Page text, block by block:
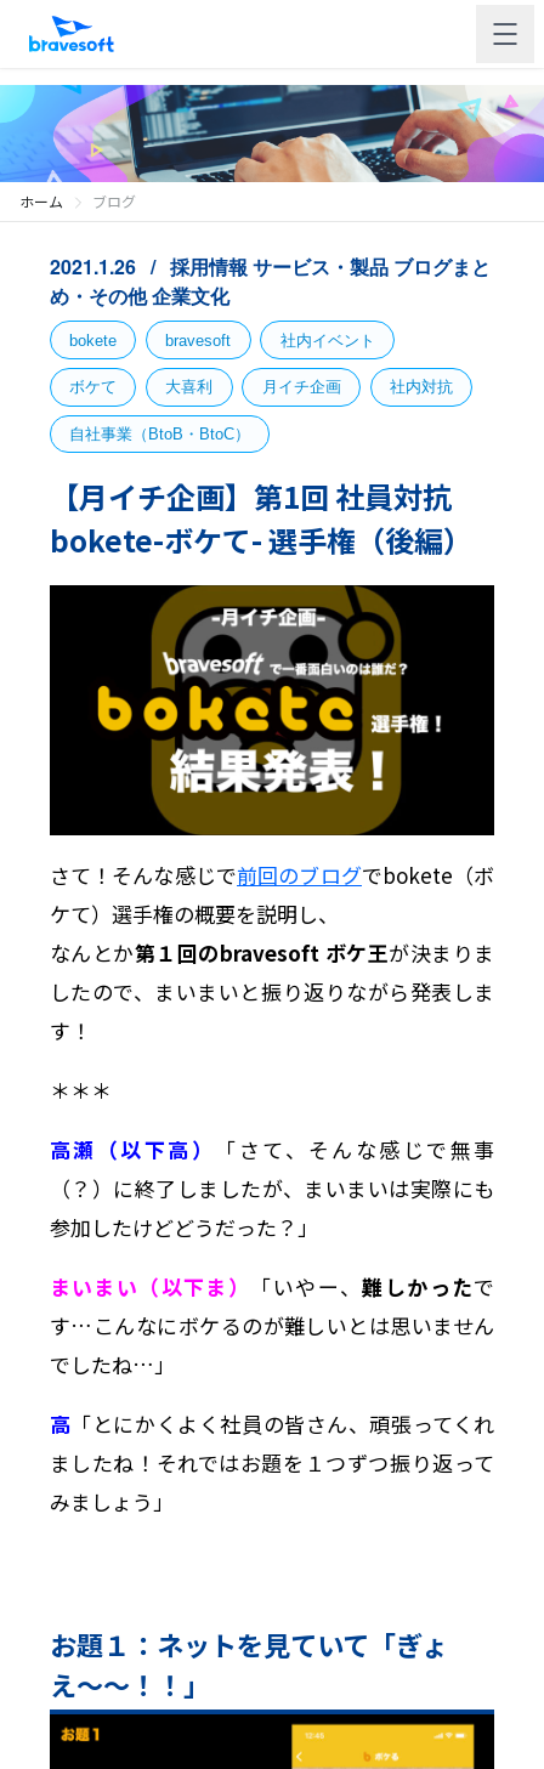
ホーム ブログ
2021.1.26 採用情報 サービス・製品 ブログまと
め・その他企業文化
bokete bravesoft 社内イベント
ボケて 大喜利 月イチ企画 社内対抗
自社事業（BtoB・BtoC）
【月イチ企画】第1回 社員対抗
bokete-ボケて- 選手権（後編）
さて！そんな感じで前回のブログでbokete（ボ
ケて）選手権の概要を説明し、
なんとか第１回のbravesoft ボケ王が決まりま
したので、まいまいと振り返りながら発表しま
す！
＊＊＊
高瀬（以下高）
「さて、そんな感じで無事
（？）に終了しましたが、まいまいは実際にも
参加したけどどうだった？」
まいまい（以下ま）
「いやー、難しかったで
す…こんなにボケるのが難しいとは思いません
でしたね…」
高 「とにかくよく社員の皆さん、頑張ってくれ
ましたね！それではお題を１つずつ振り返って
みましょう」
お題１：ネットを見ていて「ぎょ
え〜〜！！」